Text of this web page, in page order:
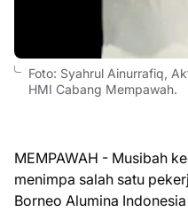
Foto: Syahrul Ainurrafiq,
HMI Cabang Mempawah.
MEMPAWAH - Musibah
menimpa salah satu
Borneo Alumina